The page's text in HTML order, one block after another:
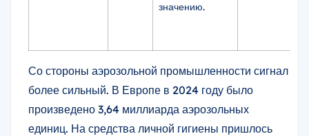
значению.
Со стороны аэрозольной промышленности сигнал
более сильный. В Европе в 2024 году было
произведено 3,64 миллиарда аэрозольных
единиц. На средства личной гигиены пришлось